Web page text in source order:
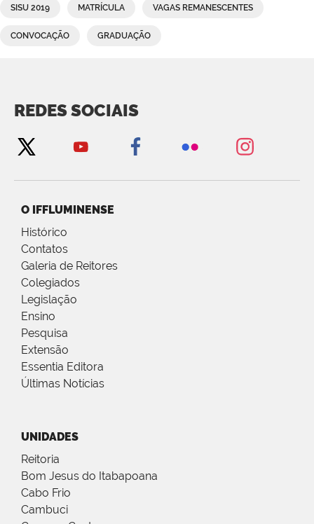
SISU 2019 MATRÍCULA VAGAS REMANESCENTES
CONVOCAÇÃO GRADUAÇÃO
REDES SOCIAIS
O IFFLUMINENSE
Histórico
Contatos
Galeria de Reitores
Colegiados
Legislação
Ensino
Pesquisa
Extensão
Essentia Editora
Últimas Notícias
UNIDADES
Reitoria
Bom Jesus do Itabapoana
Cabo Frio
Cambuci